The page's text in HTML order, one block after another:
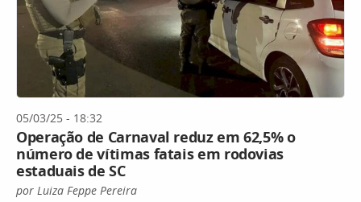
05/03/25 - 18:32
Operação de Carnaval reduz em 62,5% o
número de vítimas fatais em rodovias
estaduais de SC
por Luiza Feppe Pereira